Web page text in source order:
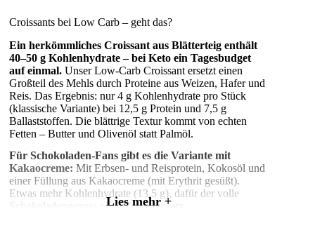
Croissants bei Low Carb – geht das?
Ein herkömmliches Croissant aus Blätterteig enthält
40–50 g Kohlenhydrate – bei Keto ein Tagesbudget
auf einmal. Unser Low-Carb Croissant ersetzt einen
Großteil des Mehls durch Proteine aus Weizen, Hafer und
Reis. Das Ergebnis: nur 4 g Kohlenhydrate pro Stück
(klassische Variante) bei 12,5 g Protein und 7,5 g
Ballaststoffen. Die blättrige Textur kommt von echten
Fetten – Butter und Olivenöl statt Palmöl.
Für Schokoladen-Fans gibt es die Variante mit
Kakaocreme: Mit Erbsen- und Reisprotein, Kokosöl und
einer Füllung aus Kakaocreme (mit Erythrit gesüßt).
Etwas mehr Kohlenhydrate (13,5 g), dafür der volle
Schokoladengenuss ohne Zuckerzusatz.
Lies mehr +